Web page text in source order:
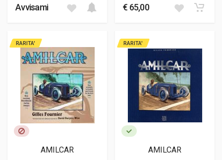
Avvisami € 65,00
RARITA'
AMILCAR
RARITA'
AMILCAR